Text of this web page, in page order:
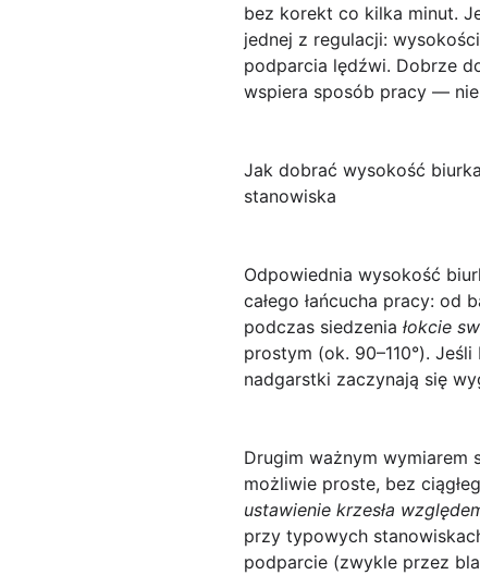
bez korekt co kilka minut.
jednej z regulacji:
podparcia lędźwi. Dobrze
wspiera sposób pracy —
Jak dobrać wysokość
stanowiska
Odpowiednia wysokość
całego łańcucha pracy: od
podczas siedzenia łokcie
prostym (ok. 90–110°).
nadgarstki zaczynają się
Drugim ważnym wymiarem
możliwie proste, bez
ustawienie krzesła
przy typowych
podparcie (zwykle przez